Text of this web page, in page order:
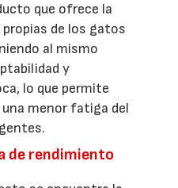
que ofrece la
de los gatos
al mismo
y
lo que permite
menor fatiga del
de rendimiento